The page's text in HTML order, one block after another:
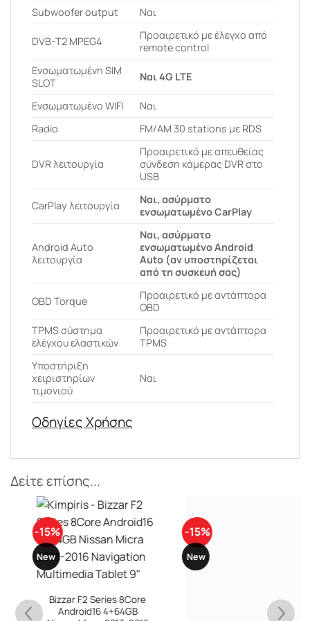
Subwoofer output Ναι
DVB-T2 MPEG4
Προαιρετικό με έλεγχο από
remote control
Ενσωματωμένη SIM
SLOT
Ναι 4G LTE
Ενσωματωμένο WIFI
Ναι
Radio
FM/AM 30 stations με RDS
DVR λειτουργία
Προαιρετικό με απευθείας
σύνδεση κάμερας DVR στο
USB
CarPlay λειτουργία
Ναι, ασύρματο
ενσωματωμένο CarPlay
Android Auto
λειτουργία
Ναι, ασύρματο
ενσωματωμένο Android
Auto (αν υποστηρίζεται
από τη συσκευή σας)
OBD Torque
Προαιρετικό με αντάπτορα
OBD
ΤPMS σύστημα
ελέγχου ελαστικών
Προαιρετικό με αντάπτορα
TPMS
Υποστήριξη
χειριστηρίων
τιμονιού
Ναι
Οδηγίες Χρήσης
Δείτε επίσης...
-15%
New
Bizzar F2 Series 8Core
Android16 4+64GB
-15%
New
Bizzar F2 Series 8Core
Android16 4+64GB Iveco